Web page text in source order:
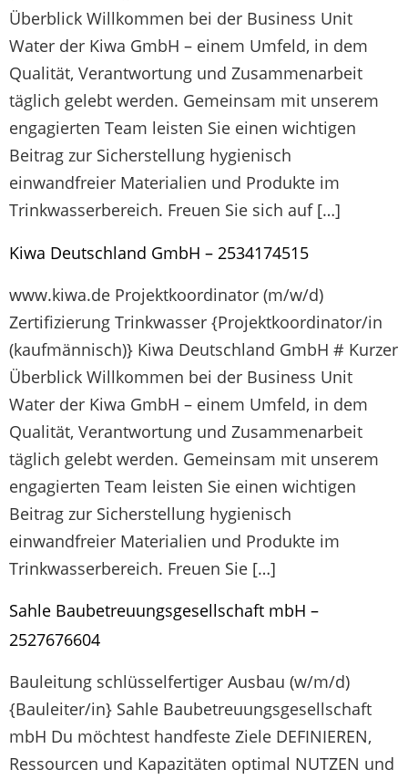
Überblick Willkommen bei der Business Unit
Water der Kiwa GmbH – einem Umfeld, in dem
Qualität, Verantwortung und Zusammenarbeit
täglich gelebt werden. Gemeinsam mit unserem
engagierten Team leisten Sie einen wichtigen
Beitrag zur Sicherstellung hygienisch
einwandfreier Materialien und Produkte im
Trinkwasserbereich. Freuen Sie sich auf […]
Kiwa Deutschland GmbH – 2534174515
www.kiwa.de Projektkoordinator (m/w/d)
Zertifizierung Trinkwasser {Projektkoordinator/in
(kaufmännisch)} Kiwa Deutschland GmbH # Kurzer
Überblick Willkommen bei der Business Unit
Water der Kiwa GmbH – einem Umfeld, in dem
Qualität, Verantwortung und Zusammenarbeit
täglich gelebt werden. Gemeinsam mit unserem
engagierten Team leisten Sie einen wichtigen
Beitrag zur Sicherstellung hygienisch
einwandfreier Materialien und Produkte im
Trinkwasserbereich. Freuen Sie […]
Sahle Baubetreuungsgesellschaft mbH –
2527676604
Bauleitung schlüsselfertiger Ausbau (w/m/d)
{Bauleiter/in} Sahle Baubetreuungsgesellschaft
mbH Du möchtest handfeste Ziele DEFINIEREN,
Ressourcen und Kapazitäten optimal NUTZEN und